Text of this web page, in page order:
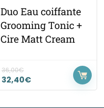
Duo Eau coiffante
Grooming Tonic +
Cire Matt Cream
36,00€
32,40€